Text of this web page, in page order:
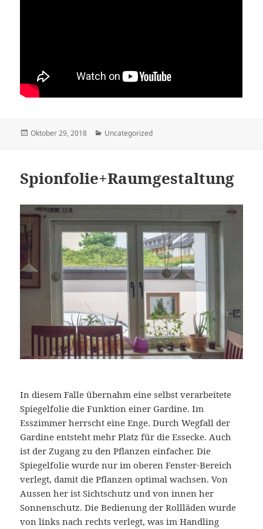
Veröffentlicht
Oktober 29, 2018 Kategorien
Uncategorized
Spionfolie+Raumgestaltung
In diesem Falle übernahm eine selbst verarbeitete
Spiegelfolie die Funktion einer Gardine. Im
Esszimmer herrscht eine Enge. Durch Wegfall der
Gardine entsteht mehr Platz für die Essecke. Auch
ist der Zugang zu den Pflanzen einfacher. Die
Spiegelfolie wurde nur im oberen Fenster-Bereich
verlegt, damit die Pflanzen optimal wachsen. Von
Aussen her ist Sichtschutz und von innen her
Sonnenschutz. Die Bedienung der Rollläden wurde
von links nach rechts verlegt, was im Handling